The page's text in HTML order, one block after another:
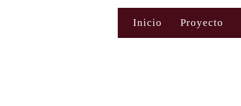
Inicio Proyecto